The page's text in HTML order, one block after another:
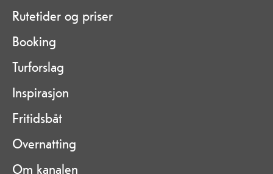
Rutetider og priser
Booking
Turforslag
Inspirasjon
Fritidsbåt
Overnatting
Om kanalen